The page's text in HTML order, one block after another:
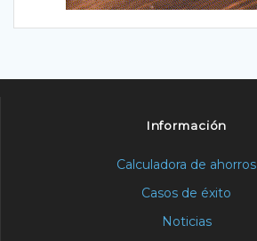
Información
Calculadora de ahorros
Casos de éxito
Noticias